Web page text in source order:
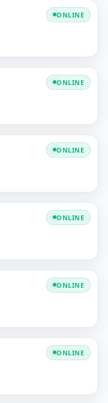
ONLINE
ONLINE
ONLINE
ONLINE
ONLINE
ONLINE